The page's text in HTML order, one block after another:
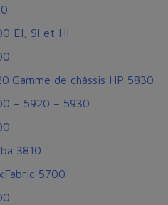
EI, SI et HI
Gamme de châssis HP 5830
– 5920 – 5930
3810
5700